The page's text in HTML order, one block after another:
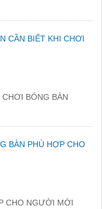
CẦN BIẾT KHI CHƠI
BÓNG BÀN
BÀN PHÙ HỢP CHO
CHO NGƯỜI MỚI